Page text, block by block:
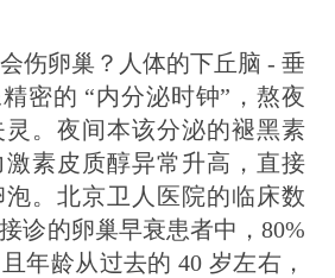
伤卵巢？人体的下丘脑 - 垂
密的 “内分泌时钟”，熬夜
。夜间本该分泌的褪黑素
素皮质醇异常升高，直接
。北京卫人医院的临床数
诊的卵巢早衰患者中，80%
年龄从过去的 40 岁左右，